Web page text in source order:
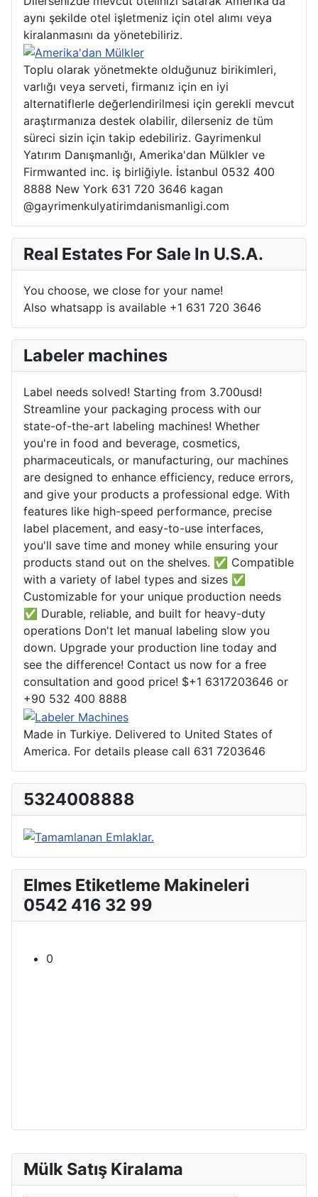
Mülk Satış Kiralama
aynı şekilde otel işletmeniz için otel alımı veya
kiralanmasını da yönetebiliriz.
Toplu olarak yönetmekte olduğunuz birikimleri,
varlığı veya serveti, firmanız için en iyi
alternatiflerle değerlendirilmesi için gerekli mevcut
araştırmanıza destek olabilir, dilerseniz de tüm
süreci sizin için takip edebiliriz. Gayrimenkul
Yatırım Danışmanlığı, Amerika'dan Mülkler ve
Firmwanted inc. iş birliğiyle. İstanbul 0532 400
8888 New York 631 720 3646 kagan
@gayrimenkulyatirimdanismanligi.com
Real Estates For Sale In U.S.A.
You choose, we close for your name!
Also whatsapp is available +1 631 720 3646
Labeler machines
Label needs solved! Starting from 3.700usd!
Streamline your packaging process with our
state-of-the-art labeling machines! Whether
you're in food and beverage, cosmetics,
pharmaceuticals, or manufacturing, our machines
are designed to enhance efficiency, reduce errors,
and give your products a professional edge. With
features like high-speed performance, precise
label placement, and easy-to-use interfaces,
you'll save time and money while ensuring your
products stand out on the shelves. ✅ Compatible
with a variety of label types and sizes ✅
Customizable for your unique production needs
✅ Durable, reliable, and built for heavy-duty
operations Don't let manual labeling slow you
down. Upgrade your production line today and
see the difference! Contact us now for a free
consultation and good price! $+1 6317203646 or
+90 532 400 8888
Made in Turkiye. Delivered to United States of
America. For details please call 631 7203646
5324008888
Elmes Etiketleme Makineleri
0542 416 32 99
0